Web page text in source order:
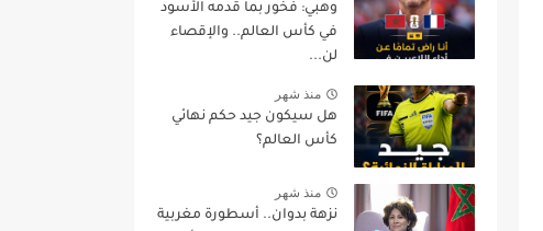
وهبي: فخور بما قدمه الأسود
في كأس العالم.. والإقصاء
لن...
منذ شهر
هل سيكون جيد حكم نهائي
كأس العالم؟
منذ شهر
نزهة بدوان.. أسطورة مغربية